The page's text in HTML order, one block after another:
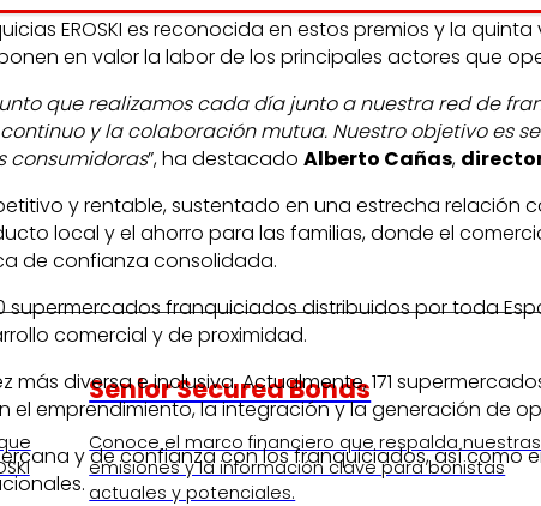
Senior Secured Bonds
Conoce el marco financiero que respalda nuestras
emisiones y la información clave para bonistas
actuales y potenciales.
EROSKI es reconocida en estos premios y la
en valor la labor de los principales actores que
que realizamos cada día junto a nuestra red de
y la colaboración mutua. Nuestro objetivo
consumidoras”, ha destacado Alberto Cañas,
y rentable, sustentado en una estrecha
local y el ahorro para las familias, donde el
de confianza consolidada.
supermercados franquiciados distribuidos por toda
comercial y de proximidad.
diversa e inclusiva. Actualmente, 171
emprendimiento, la integración y la generación de
y de confianza con los franquiciados, así